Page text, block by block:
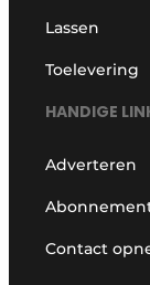
Lassen
Toelevering
HANDIGE
Adverteren
Contact